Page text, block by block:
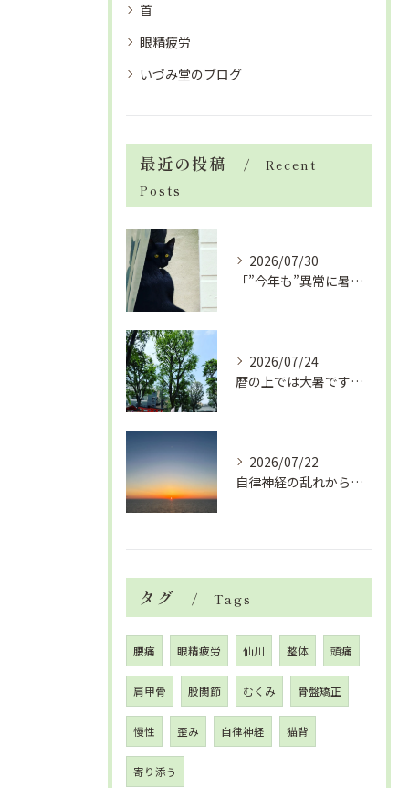
首
眼精疲労
いづみ堂のブログ
最近の投稿
Recent
Posts
2026/07/30
「”今年も”異常に暑い夏」酷暑+冷房＝夏風邪、腰痛、ひざの痛...
2026/07/24
暦の上では大暑です！腰痛や肩こりから来る頭痛
2026/07/22
自律神経の乱れから生活習慣病、血液循環の滞り
タグ Tags
腰痛 眼精疲労 仙川 整体 頭痛
肩甲骨 股関節 むくみ 骨盤矯正
慢性 歪み 自律神経 猫背
寄り添う